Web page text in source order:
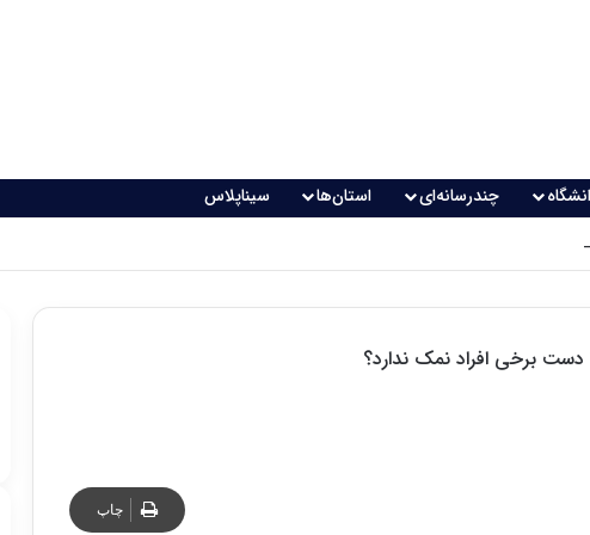
چندرسانه‌ای استان‌ها سیناپلاس
واقعی می‌شود؟
برخی افراد نمک ندارد؟
چاپ